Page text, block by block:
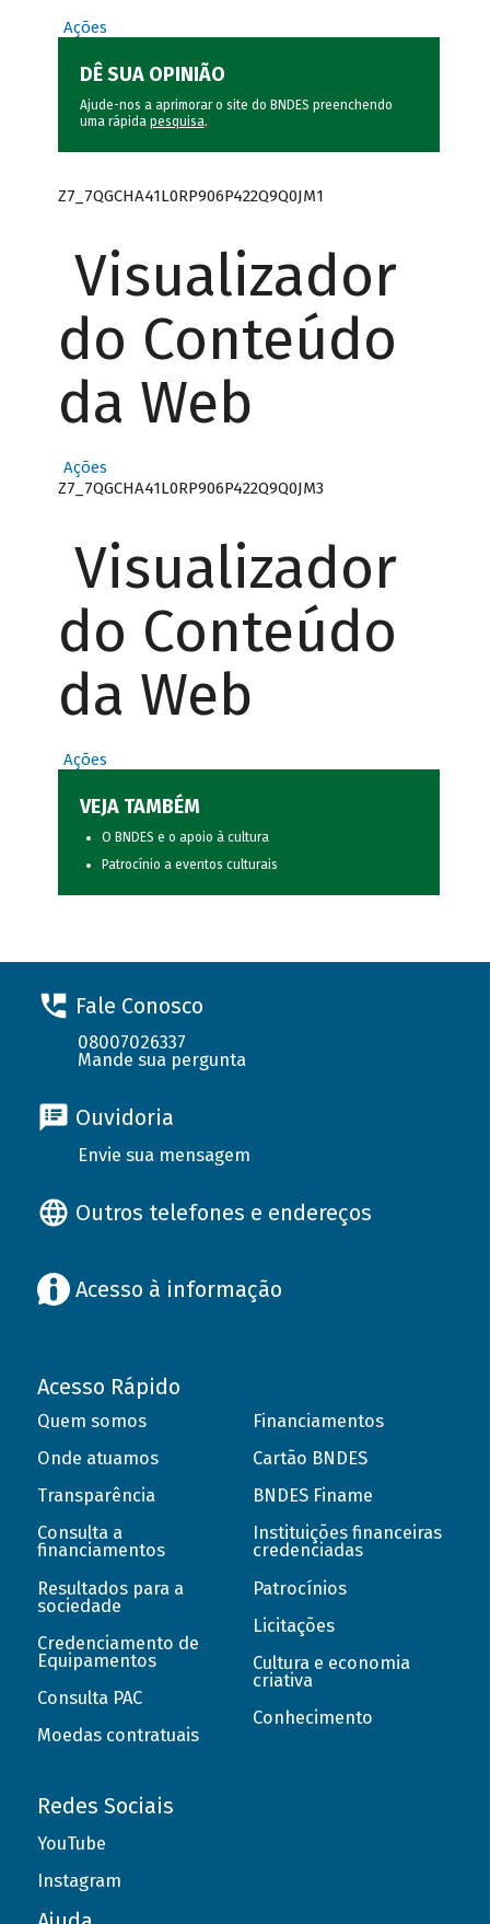
Ações
DÊ SUA OPINIÃO
Ajude-nos a aprimorar o site do BNDES preenchendo
uma rápida pesquisa.
Z7_7QGCHA41L0RP906P422Q9Q0JM1
Visualizador
do Conteúdo
da Web
Ações
Z7_7QGCHA41L0RP906P422Q9Q0JM3
Visualizador
do Conteúdo
da Web
Ações
VEJA TAMBÉM
O BNDES e o apoio à cultura
Patrocínio a eventos culturais
Fale Conosco
08007026337
Mande sua pergunta
Ouvidoria
Envie sua mensagem
Outros telefones e endereços
Acesso à informação
Acesso Rápido
Quem somos
Onde atuamos
Transparência
Consulta a
financiamentos
Resultados para a
sociedade
Credenciamento de
Equipamentos
Consulta PAC
Moedas contratuais
Financiamentos
Cartão BNDES
BNDES Finame
Instituições financeiras
credenciadas
Patrocínios
Licitações
Cultura e economia
criativa
Conhecimento
Redes Sociais
YouTube
Instagram